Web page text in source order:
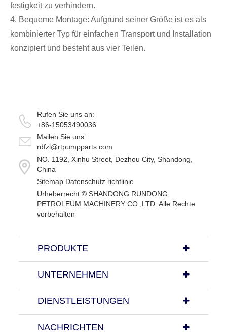
festigkeit zu verhindern.
4. Bequeme Montage: Aufgrund seiner Größe ist es als
kombinierter Typ für einfachen Transport und Installation
konzipiert und besteht aus vier Teilen.
Rufen Sie uns an:
+86-15053490036
Mailen Sie uns:
rdfzl@rtpumpparts.com
NO. 1192, Xinhu Street, Dezhou City, Shandong,
China
Sitemap Datenschutz richtlinie
Urheberrecht © SHANDONG RUNDONG
PETROLEUM MACHINERY CO.,LTD. Alle Rechte
vorbehalten
PRODUKTE
UNTERNEHMEN
DIENSTLEISTUNGEN
NACHRICHTEN